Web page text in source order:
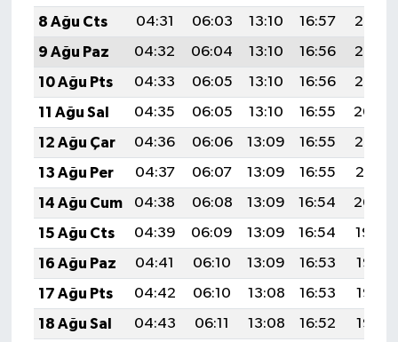
8 Ağu Cts
04:31 06:03 13:10 16:57
20:07
9 Ağu Paz
04:32 06:04 13:10 16:56
20:06
10 Ağu Pts
04:33 06:05 13:10 16:56
20:05
11 Ağu Sal
04:35 06:05 13:10 16:55
20:04
12 Ağu Çar
04:36 06:06 13:09 16:55
20:03
13 Ağu Per
04:37 06:07 13:09 16:55
20:01
14 Ağu Cum
04:38 06:08 13:09 16:54
20:00
15 Ağu Cts
04:39 06:09 13:09 16:54
19:59
16 Ağu Paz
04:41 06:10 13:09 16:53
19:58
17 Ağu Pts
04:42 06:10 13:08 16:53
19:57
18 Ağu Sal
04:43 06:11 13:08 16:52
19:55